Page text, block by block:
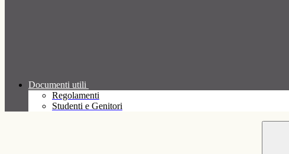
Documenti utili
Regolamenti
Studenti e Genitori